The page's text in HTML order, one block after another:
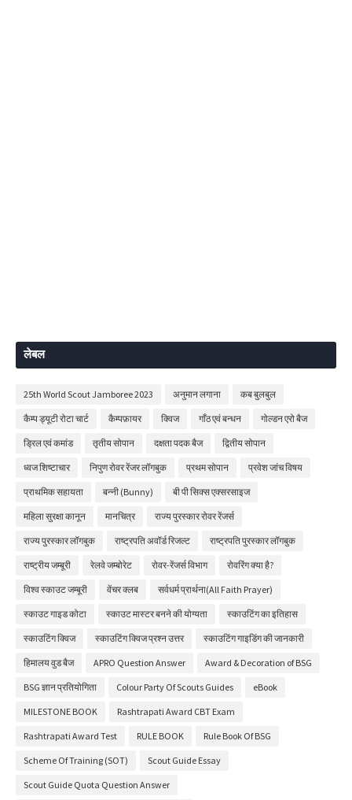
लेबल
25th World Scout Jamboree 2023 अनुमान लगाना कब बुलबुल
कैम्प ड्यूटी रोटा चार्ट कैम्पफ़ायर क्विज गाँठ एवं बन्धन गोल्डन एरो बैज
ड्रिल एवं कमांड तृतीय सोपान दक्षता पदक बैज द्वितीय सोपान
ध्वज शिष्टाचार निपुण रोवर रेंजर लॉगबुक प्रथम सोपान प्रवेश जांच विषय
प्राथमिक सहायता बन्नी (Bunny) बी पी सिक्स एक्सरसाइज
महिला सुरक्षा कानून मानचित्र राज्य पुरस्कार रोवर रेंजर्स
राज्य पुरस्कार लॉगबुक राष्ट्रपति अवॉर्ड रिजल्ट राष्ट्रपति पुरस्कार लॉगबुक
राष्ट्रीय जम्बूरी रेलवे जम्बोरेट रोवर-रेंजर्स विभाग रोवरिंग क्या है?
विश्व स्काउट जम्बूरी वेंचर क्लब सर्वधर्म प्रार्थना(All Faith Prayer)
स्काउट गाइड कोटा स्काउट मास्टर बनने की योग्यता स्काउटिंग का इतिहास
स्काउटिंग क्विज स्काउटिंग क्विज प्रश्न उत्तर स्काउटिंग गाइडिंग की जानकारी
हिमालय वुड बैज APRO Question Answer Award & Decoration of BSG
BSG ज्ञान प्रतियोगिता Colour Party Of Scouts Guides eBook
MILESTONE BOOK Rashtrapati Award CBT Exam
Rashtrapati Award Test RULE BOOK Rule Book Of BSG
Scheme Of Training (SOT) Scout Guide Essay
Scout Guide Quota Question Answer